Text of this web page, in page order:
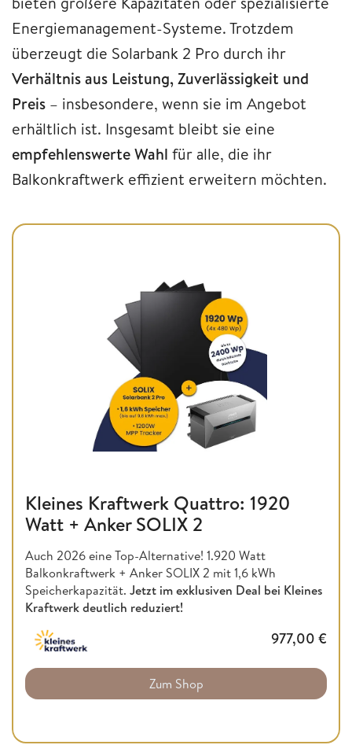
Energiemanagement-Systeme. Trotzdem
überzeugt die Solarbank 2 Pro durch ihr
Verhältnis aus Leistung, Zuverlässigkeit und
Preis – insbesondere, wenn sie im Angebot
erhältlich ist. Insgesamt bleibt sie eine
empfehlenswerte Wahl für alle, die ihr
Balkonkraftwerk effizient erweitern möchten.
Kleines Kraftwerk Quattro: 1920
Watt + Anker SOLIX 2
Auch 2026 eine Top-Alternative! 1.920 Watt
Balkonkraftwerk + Anker SOLIX 2 mit 1,6 kWh
Speicherkapazität. Jetzt im exklusiven Deal bei Kleines
Kraftwerk deutlich reduziert!
977,00 €
Zum Shop